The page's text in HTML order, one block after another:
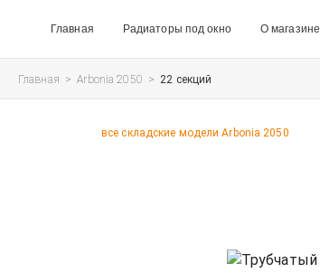
Главная Радиаторы под окно О магазине
Главная >Arbonia 2050 > 22 секций
все складские модели Arbonia 2050